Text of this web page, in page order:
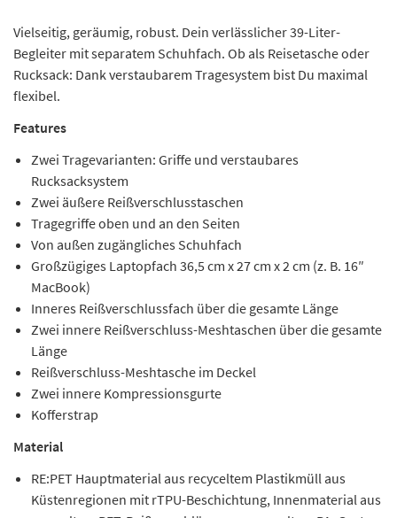
Vielseitig, geräumig, robust. Dein verlässlicher 39-Liter-
Begleiter mit separatem Schuhfach. Ob als Reisetasche oder
Rucksack: Dank verstaubarem Tragesystem bist Du maximal
flexibel.
Features
Zwei Tragevarianten: Griffe und verstaubares
Rucksacksystem
Zwei äußere Reißverschlusstaschen
Tragegriffe oben und an den Seiten
Von außen zugängliches Schuhfach
Großzügiges Laptopfach 36,5 cm x 27 cm x 2 cm (z. B. 16″
MacBook)
Inneres Reißverschlussfach über die gesamte Länge
Zwei innere Reißverschluss-Meshtaschen über die gesamte
Länge
Reißverschluss-Meshtasche im Deckel
Zwei innere Kompressionsgurte
Kofferstrap
Material
RE:PET Hauptmaterial aus recyceltem Plastikmüll aus
Küstenregionen mit rTPU-Beschichtung, Innenmaterial aus